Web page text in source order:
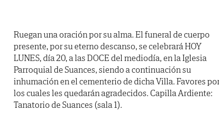
Ruegan una oración por su alma. El funeral de cuerpo
presente, por su eterno descanso, se celebrará HOY
LUNES, día 20, a las DOCE del mediodía, en la Iglesia
Parroquial de Suances, siendo a continuación su
inhumación en el cementerio de dicha Villa. Favores
los cuales les quedarán agradecidos. Capilla Ardiente:
Tanatorio de Suances (sala 1).